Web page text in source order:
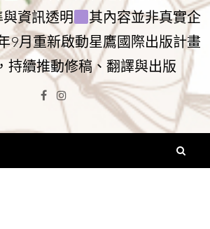
資訊透明
其內容並非真實企
9月重新啟動星鷹國際出版計畫
持續推動修稿、翻譯與出版
Facebook
Instagram